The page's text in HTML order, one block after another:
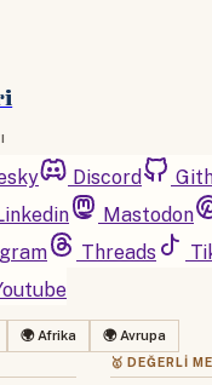
Discord
Mastodon
Threads
🌍 Afrika 🌍 Avrupa
🥇 DEĞERLI